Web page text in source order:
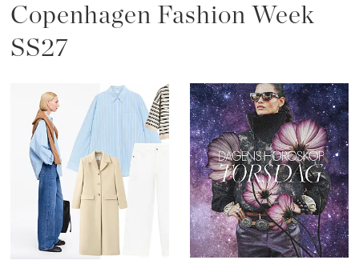
Copenhagen Fashion Week
SS27